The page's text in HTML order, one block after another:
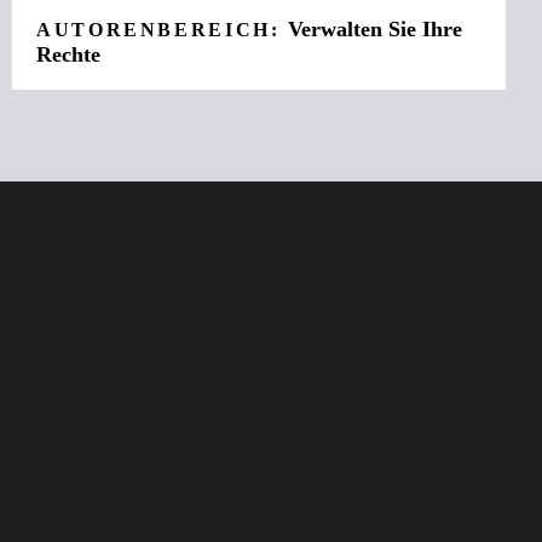
AUTORENBEREICH:Verwalten Sie Ihre
Rechte